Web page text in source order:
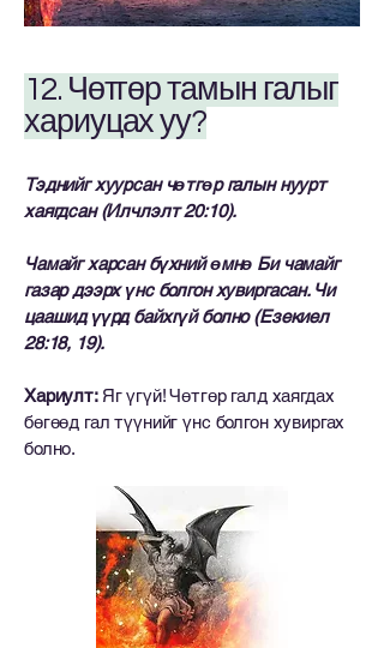
12. Чөтгөр тамын галыг
хариуцах уу?
Тэднийг хуурсан чөтгөр галын нуурт
хаягдсан (Илчлэлт 20:10).
Чамайг харсан бүхний өмнө Би чамайг
газар дээрх үнс болгон хувиргасан. Чи
цаашид үүрд байхгүй болно (Езекиел
28:18, 19).
Хариулт: Яг үгүй! Чөтгөр галд хаягдах
бөгөөд гал түүнийг үнс болгон хувиргах
болно.